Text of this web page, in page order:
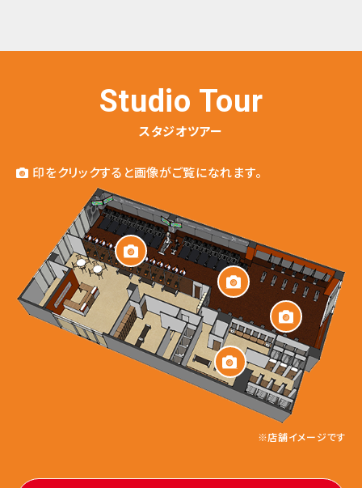
Studio Tour
スタジオツアー
印をクリックすると画像がご覧になれます。
※店舗イメージです